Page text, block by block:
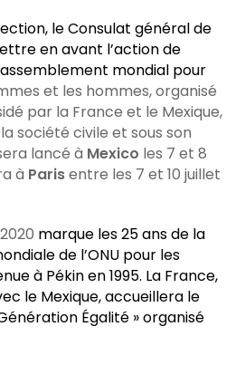
le Consulat général de
en avant l’action de
mondial pour
et les hommes, organisé
par la France et le Mexique,
société civile et sous son
lancé à Mexico les 7 et 8
à Parisentre les 7 et 10 juillet
marque les 25 ans de la
de l’ONU pour les
à Pékin en 1995. La France,
le Mexique, accueillera le
Égalité » organisé